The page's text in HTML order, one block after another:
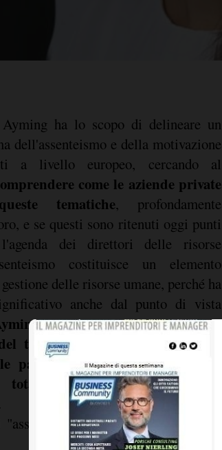
ha lo scopo di delineare un
dell'assenteismo e della motivazione
a livello europeo, cercando al
come le aziende private
tematiche, profondamente
e se questi sono ritenuti oggi punti
dei direttori delle risorse
costituisce un elemento
delle risorse umane, perché ha
anche dal punto di vista
stima infatti che un punto
tasso di assenteismo generi un
pari a un range dallo 0,3% al
della retribuzione dei
- se inteso come uno